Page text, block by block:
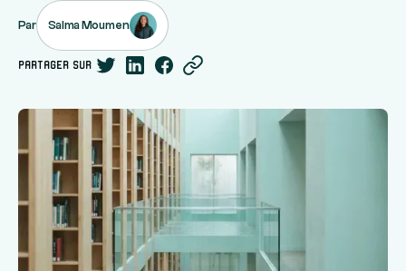
Par Salma Moumen
partager sur